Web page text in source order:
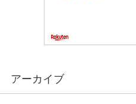
アーカイブ